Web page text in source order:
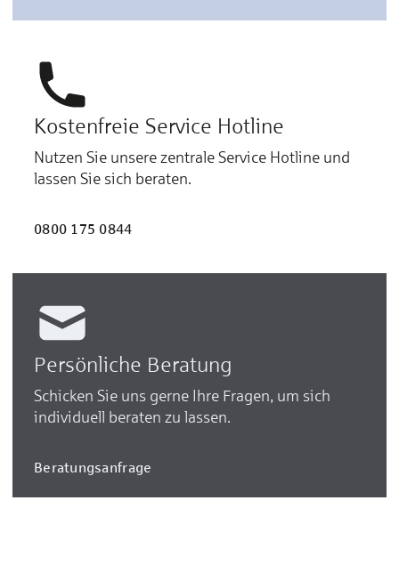
Kostenfreie Service Hotline
Nutzen Sie unsere zentrale Service Hotline und
lassen Sie sich beraten.
0800 175 0844
Persönliche Beratung
Schicken Sie uns gerne Ihre Fragen, um sich
individuell beraten zu lassen.
Beratungsanfrage